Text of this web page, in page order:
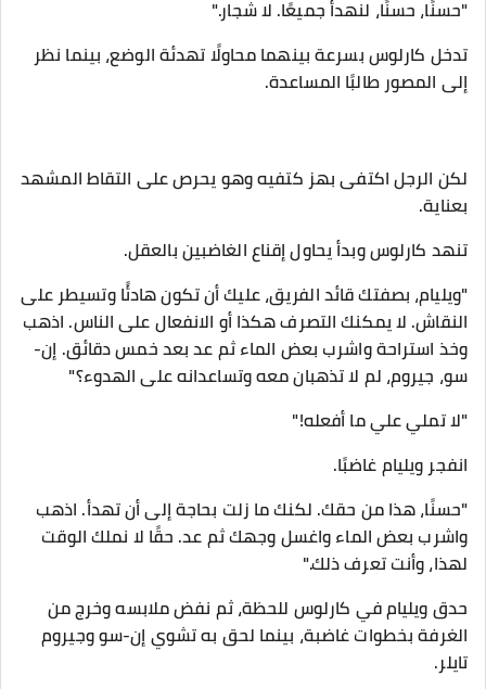
"حسنًا، حسنًا، لنهدأ جميعًا. لا شجار."
تدخل كارلوس بسرعة بينهما محاولًا تهدئة الوضع، بينما نظر
إلى المصور طالبًا المساعدة.
لكن الرجل اكتفى بهز كتفيه وهو يحرص على التقاط المشهد
بعناية.
تنهد كارلوس وبدأ يحاول إقناع الغاضبين بالعقل.
"ويليام، بصفتك قائد الفريق، عليك أن تكون هادئًا وتسيطر على
النقاش. لا يمكنك التصرف هكذا أو الانفعال على الناس. اذهب
وخذ استراحة واشرب بعض الماء ثم عد بعد خمس دقائق. إن-
سو، جيروم، لم لا تذهبان معه وتساعدانه على الهدوء؟"
"لا تملي علي ما أفعله!"
انفجر ويليام غاضبًا.
"حسنًا، هذا من حقك. لكنك ما زلت بحاجة إلى أن تهدأ. اذهب
واشرب بعض الماء واغسل وجهك ثم عد. حقًا لا نملك الوقت
لهذا، وأنت تعرف ذلك."
حدق ويليام في كارلوس للحظة، ثم نفض ملابسه وخرج من
الغرفة بخطوات غاضبة، بينما لحق به تشوي إن-سو وجيروم
تايلر.